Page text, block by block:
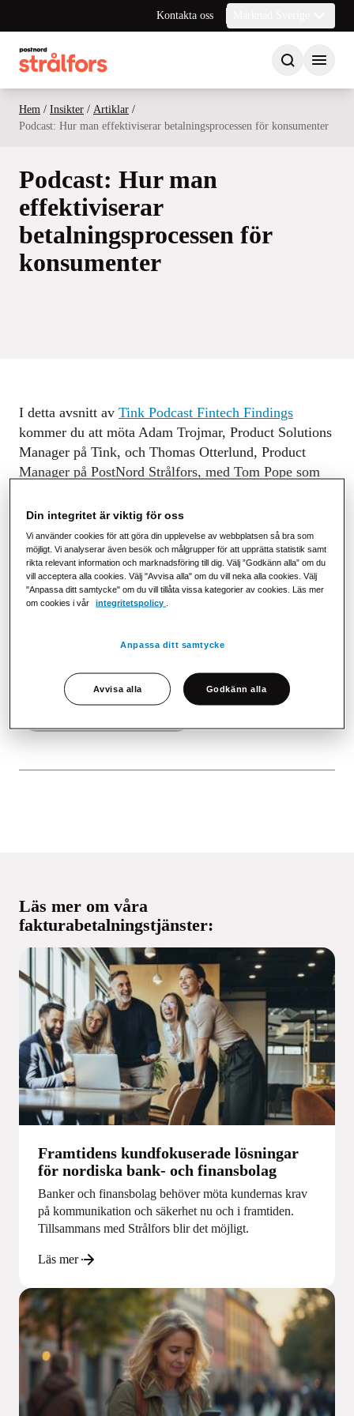
Kontakta oss
Hem / Insikter / Artiklar /
Podcast: Hur man effektiviserar betalningsprocessen för konsumenter
Podcast: Hur man
effektiviserar
betalningsprocessen för
konsumenter
I detta avsnitt av Tink Podcast Fintech Findings
kommer du att möta Adam Trojmar, Product Solutions
Manager på Tink, och Thomas Otterlund, Product
Manager på PostNord Strålfors, med Tom Pope som
Lyssna på podcasten (på engelska) och du kommer få ta
del av:
De senaste trenderna inom betalningar av fakturor och
räkningar i hela Europa och hur tjänster för konto-till-konto
betalningar passar in
fakturabetalning som används i Europa
Läs mer om våra
fakturabetalningstjänster:
Framtidens kundfokuserade lösningar
för nordiska bank- och finansbolag
Banker och finansbolag behöver möta kundernas krav
på kommunikation och säkerhet nu och i framtiden.
Tillsammans med Strålfors blir det möjligt.
Läs mer
Din integritet är viktig för oss
Vi använder cookies för att göra din upplevelse av webbplatsen så bra som
möjligt. Vi analyserar även besök och målgrupper för att upprätta statistik samt
rikta relevant information och marknadsföring till dig. Välj ”Godkänn alla” om du
vill acceptera alla cookies. Välj "Avvisa alla" om du vill neka alla cookies. Välj
"Anpassa ditt samtycke" om du vill tillåta vissa kategorier av cookies. Läs mer
om cookies i vår
integritetspolicy
Anpassa ditt samtycke
Avvisa alla Godkänn alla